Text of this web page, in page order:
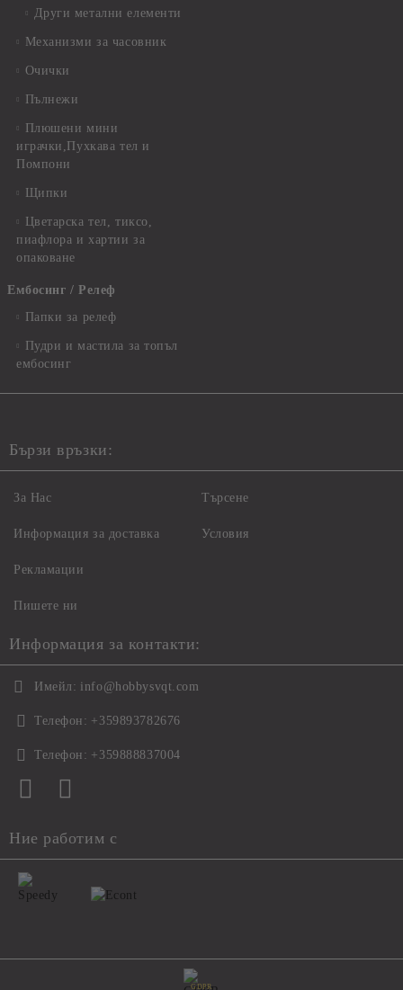
Други метални елементи
Механизми за часовник
Очички
Пълнежи
Плюшени мини
играчки,Пухкава тел и
Помпони
Щипки
Цветарска тел, тиксо,
пиафлора и хартии за
опаковане
Ембосинг / Релеф
Папки за релеф
Пудри и мастила за топъл
ембосинг
Бързи връзки:
За Нас
Информация за доставка
Рекламации
Пишете ни
Търсене
Условия
Информация за контакти:
Имейл: info@hobbysvqt.com
Телефон: +359893782676
Телефон: +359888837004
Ние работим с
GDPR